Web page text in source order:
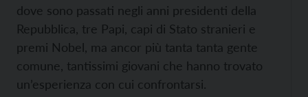
dove sono passati negli anni presidenti della
Repubblica, tre Papi, capi di Stato stranieri e
premi Nobel, ma ancor più tanta tanta gente
comune, tantissimi giovani che hanno trovato
un’esperienza con cui confrontarsi.